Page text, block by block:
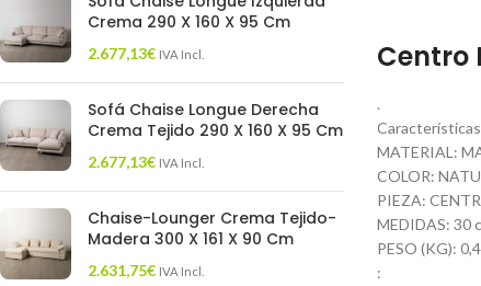
Crema 290 X 160 X 95 Cm
2.677,13€ IVA Incl.
Sofá Chaise Longue Derecha
Crema Tejido 290 X 160 X 95 Cm
2.677,13€ IVA Incl.
Chaise-Lounger Crema Tejido-
Madera 300 X 161 X 90 Cm
2.631,75€ IVA Incl.
Centro
.
MATERIAL:
COLOR:
PIEZA:
MEDIDAS: 30
PESO (KG): 0,4
: